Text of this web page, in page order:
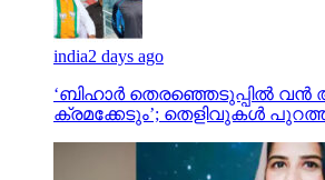
india2 days ago
‘ബിഹാർ തെരഞ്ഞെടുപ്പിൽ വൻ
ക്രമക്കേടും’; തെളിവുകൾ